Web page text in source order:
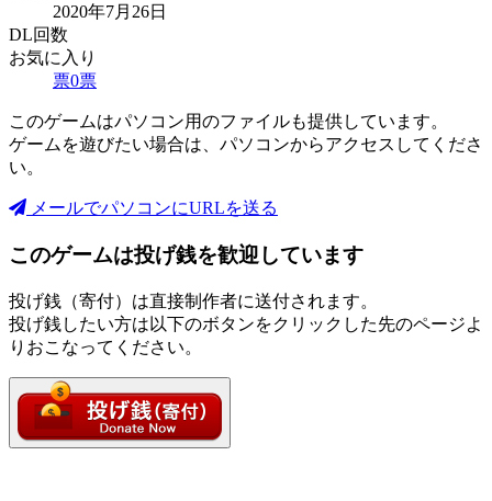
2020年7月26日
DL回数
お気に入り
票0票
このゲームはパソコン用のファイルも提供しています。
ゲームを遊びたい場合は、パソコンからアクセスしてくださ
い。
メールでパソコンにURLを送る
このゲームは投げ銭を歓迎しています
投げ銭（寄付）は直接制作者に送付されます。
投げ銭したい方は以下のボタンをクリックした先のページよ
りおこなってください。